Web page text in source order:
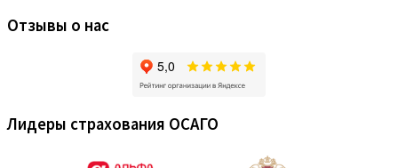
Отзывы о нас
Лидеры страхования ОСАГО